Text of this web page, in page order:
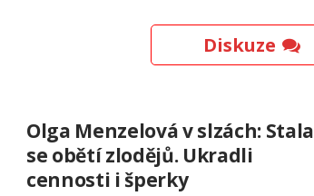
Diskuze
Olga Menzelová v slzách: Stala
se obětí zlodějů. Ukradli
cennosti i šperky